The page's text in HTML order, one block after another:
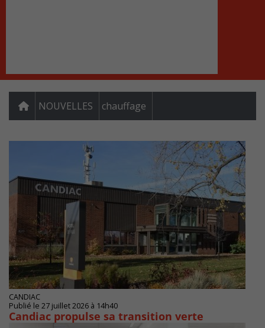
NOUVELLES chauffage
CANDIAC
Publié le 27 juillet 2026 à 14h40
Candiac propulse sa transition verte